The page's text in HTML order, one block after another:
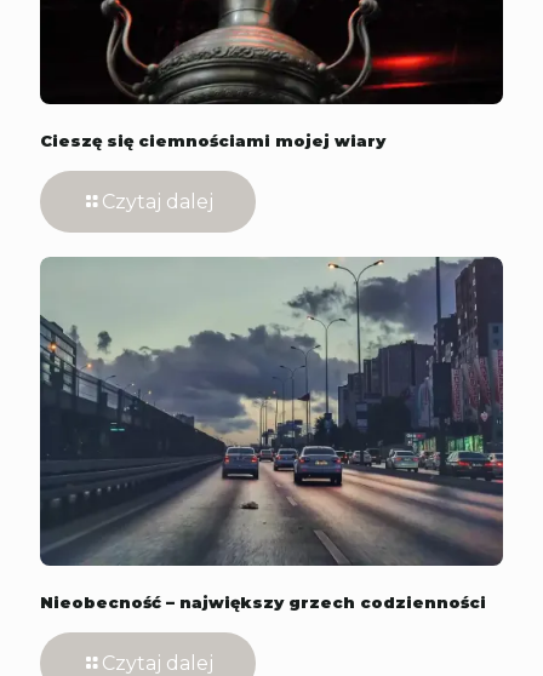
Cieszę się ciemnościami mojej wiary
Czytaj dalej
Nieobecność – największy grzech codzienności
Czytaj dalej